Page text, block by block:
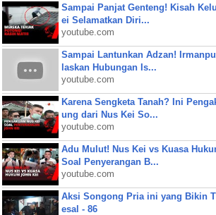
Sampai Panjat Genteng! Kisah
ei Selamatkan Diri...
youtube.com
Sampai Lantunkan Adzan!
laskan Hubungan Is...
youtube.com
Karena Sengketa Tanah? Ini
ung dari Nus Kei So...
youtube.com
Adu Mulut! Nus Kei vs Kuasa
Soal Penyerangan B...
youtube.com
Aksi Songong Pria ini yang Bikin
esal - 86